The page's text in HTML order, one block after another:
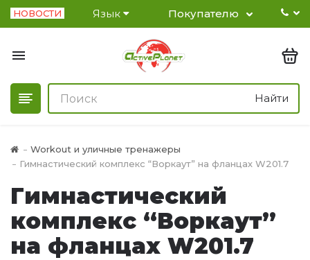
НОВОСТИ Язык Покупателю
Найти
Workout и уличные тренажеры
Гимнастический комплекс “Воркаут” на фланцах W201.7
Гимнастический
комплекс “Воркаут”
на фланцах W201.7